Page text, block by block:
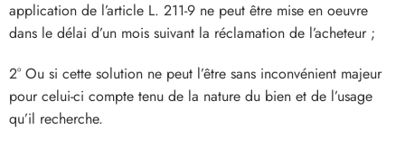
application de l’article L. 211-9 ne peut être mise en oeuvre
dans le délai d’un mois suivant la réclamation de l’acheteur ;
2° Ou si cette solution ne peut l’être sans inconvénient majeur
pour celui-ci compte tenu de la nature du bien et de l’usage
qu’il recherche.